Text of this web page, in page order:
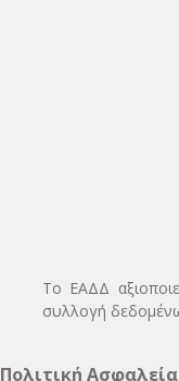
Το ΕΑΔΔ
συλλογή
Πολιτική